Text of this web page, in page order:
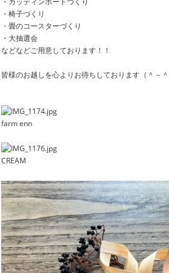
・椅子づくり
・畳のコースターづくり
・大抽選会
などなどご用意しております！！
皆様のお越しを心よりお待ちしております（＾－
farm enn
CREAM